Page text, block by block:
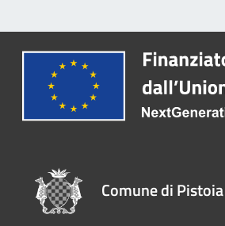
Comune di Pistoia